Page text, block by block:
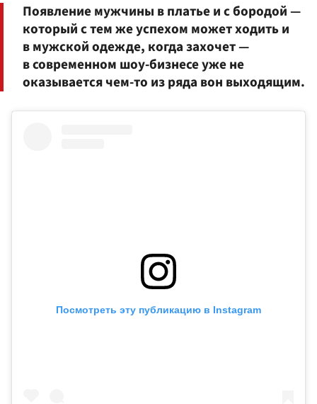
Появление мужчины в платье и с бородой —
который с тем же успехом может ходить и
в мужской одежде, когда захочет —
в современном шоу-бизнесе уже не
оказывается чем-то из ряда вон выходящим.
Посмотреть эту публикацию в Instagram